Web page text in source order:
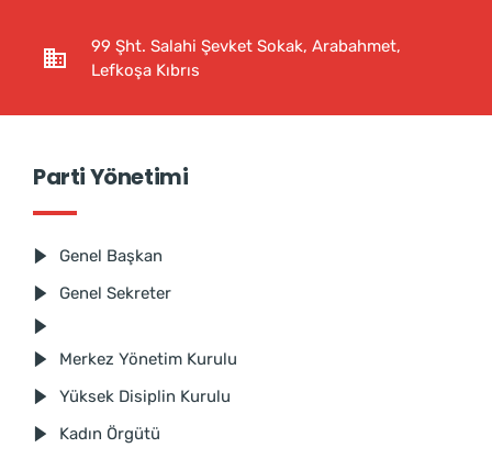
99 Şht. Salahi Şevket Sokak, Arabahmet,
Lefkoşa Kıbrıs
Parti Yönetimi
Genel Başkan
Genel Sekreter
Merkez Yönetim Kurulu
Yüksek Disiplin Kurulu
Kadın Örgütü